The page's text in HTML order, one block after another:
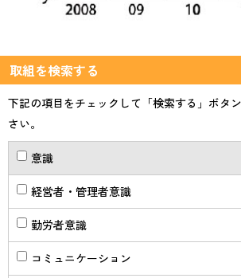
取組を検索する
下記の項目をチェックして「検索する」ボタ
さい。
意識
経営者・管理者意識
勤労者意識
コミュニケーション